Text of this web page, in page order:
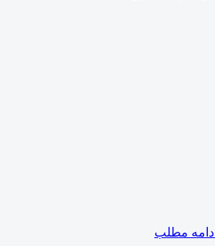
ادامه مطلب